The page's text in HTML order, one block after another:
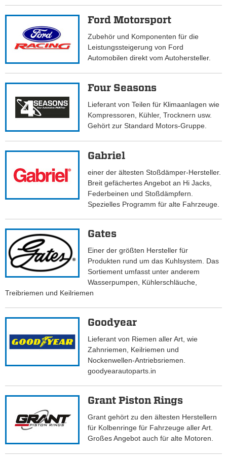
Ford Motorsport
Zubehör und Komponenten für die
Leistungssteigerung von Ford
Automobilen direkt vom Autohersteller.
Four Seasons
Lieferant von Teilen für Klimaanlagen wie
Kompressoren, Kühler, Trocknern usw.
Gehört zur Standard Motors-Gruppe.
Gabriel
einer der ältesten Stoßdämper-Hersteller.
Breit gefächertes Angebot an Hi Jacks,
Federbeinen und Stoßdämpfern.
Spezielles Programm für alte Fahrzeuge.
Gates
Einer der größten Hersteller für
Produkten rund um das Kuhlsystem. Das
Sortiement umfasst unter anderem
Wasserpumpen, Kühlerschläuche,
Treibriemen und Keilriemen
Goodyear
Lieferant von Riemen aller Art, wie
Zahnriemen, Keilriemen und
Nockenwellen-Antriebsriemen.
goodyearautoparts.in
Grant Piston Rings
Grant gehört zu den ältesten Herstellern
für Kolbenringe für Fahrzeuge aller Art.
Großes Angebot auch für alte Motoren.